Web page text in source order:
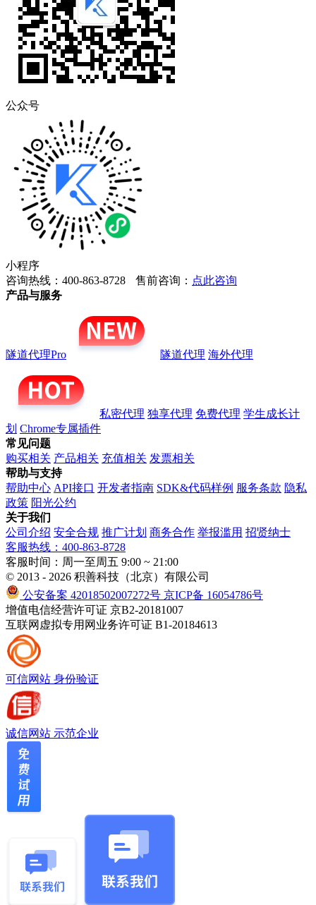
公众号
小程序
咨询热线：400-863-8728
售前咨询： 点此咨询
产品与服务
隧道代理Pro 隧道代理 海外代理
私密代理 独享代理 免费代理 学生成长计
划 Chrome专属插件
常见问题
购买相关 产品相关 充值相关 发票相关
帮助与支持
帮助中心 API接口 开发者指南 SDK&代码样例 服务条款 隐私
政策 阳光公约
关于我们
公司介绍 安全合规 推广计划 商务合作 举报滥用 招贤纳士
客服热线：400-863-8728
客服时间：周一至周五 9:00 ~ 21:00
© 2013 - 2026 积善科技（北京）有限公司
公安备案 42018502007272号 京ICP备 16054786号
增值电信经营许可证 京B2-20181007
互联网虚拟专用网业务许可证 B1-20184613
可信网站 身份验证
诚信网站 示范企业